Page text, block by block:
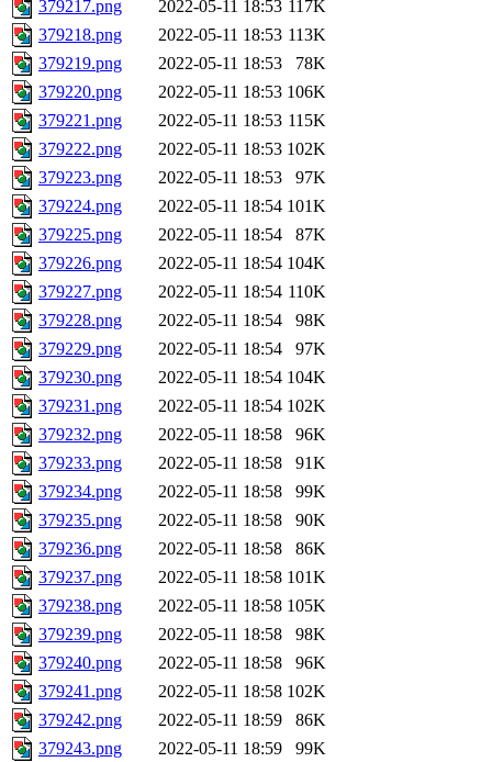
379217.png 2022-05-11 18:53 117K
379218.png
2022-05-11 18:53 113K
379219.png
2022-05-11 18:53
78K
379220.png
2022-05-11 18:53 106K
379221.png
2022-05-11 18:53 115K
379222.png
2022-05-11 18:53 102K
379223.png
2022-05-11 18:53
97K
379224.png
2022-05-11 18:54 101K
379225.png
2022-05-11 18:54
87K
379226.png
2022-05-11 18:54 104K
379227.png
2022-05-11 18:54 110K
379228.png
2022-05-11 18:54
98K
379229.png
2022-05-11 18:54
97K
379230.png
2022-05-11 18:54 104K
379231.png
2022-05-11 18:54 102K
379232.png
2022-05-11 18:58
96K
379233.png
2022-05-11 18:58
91K
379234.png
2022-05-11 18:58
99K
379235.png
2022-05-11 18:58
90K
379236.png
2022-05-11 18:58
86K
379237.png
2022-05-11 18:58 101K
379238.png
2022-05-11 18:58 105K
379239.png
2022-05-11 18:58
98K
379240.png
2022-05-11 18:58
96K
379241.png
2022-05-11 18:58 102K
379242.png
2022-05-11 18:59
86K
379243.png
2022-05-11 18:59
99K